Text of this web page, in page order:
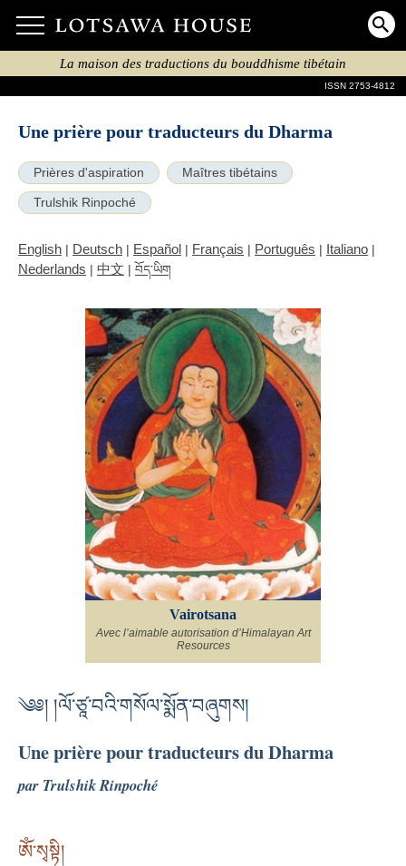
La maison des traductions du bouddhisme tibétain
ISSN 2753-4812
Une prière pour traducteurs du Dharma
Prières d'aspiration Maîtres tibétains
Trulshik Rinpoché
English | Deutsch | Español | Français | Português | Italiano |
Nederlands | 中文 | བོད་ཡིག
Vairotsana
Avec l’aimable autorisation d’Himalayan Art
Resources
༄༅། །ལོ་ཙཱ་བའི་གསོལ་སྨོན་བཞུགས།
Une prière pour traducteurs du Dharma
par Trulshik Rinpoché
ཨོཾ་སྭསྟི།